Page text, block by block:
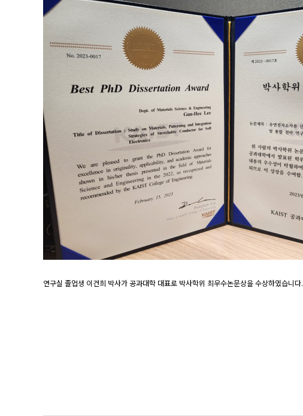
연구실 졸업생 이건희 박사가 공과대학 대표로 박사학위 최우수논문상을 수상하였습니다.